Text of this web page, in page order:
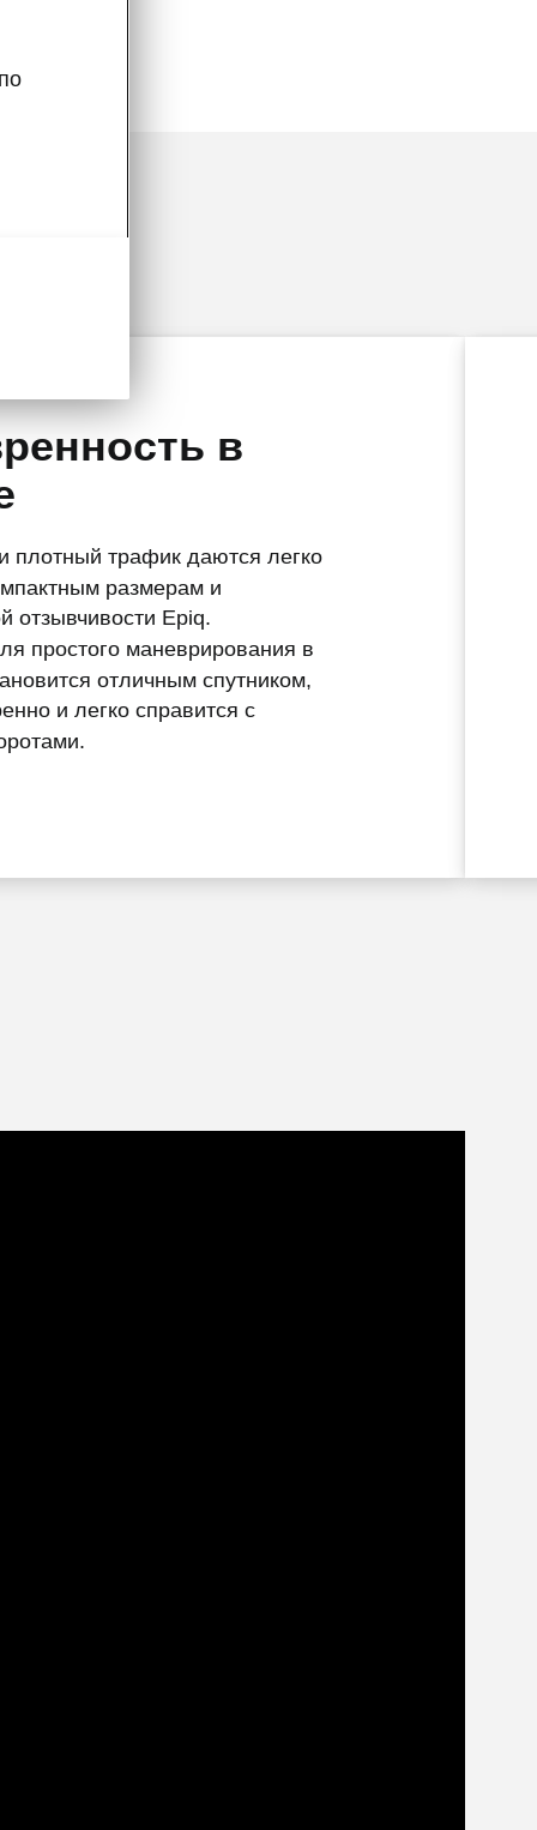
в
плотный трафик даются легко
размерам и
отзывчивости Epiq.
простого маневрирования в
отличным спутником,
и легко справится с